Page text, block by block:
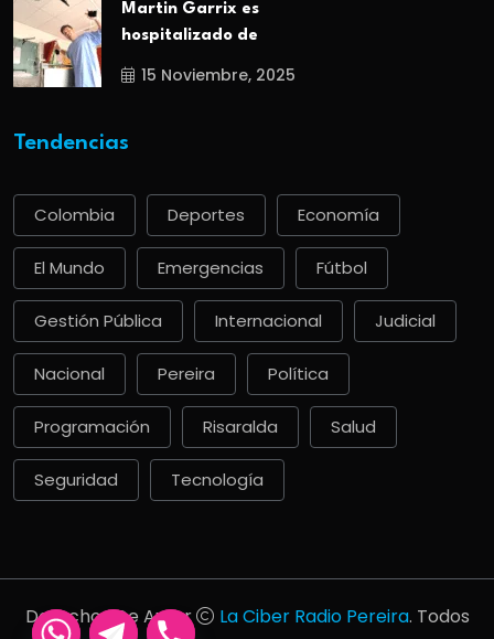
Martin Garrix es
hospitalizado de
15 Noviembre, 2025
Tendencias
Colombia Deportes Economía
El Mundo Emergencias Fútbol
Gestión Pública Internacional Judicial
Nacional Pereira Política
Programación Risaralda Salud
Seguridad Tecnología
Derechos De Autor La Ciber Radio Pereira. Todos